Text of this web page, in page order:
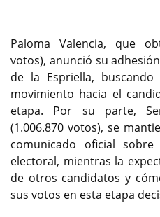
Paloma Valencia, que
votos), anunció su
de la Espriella,
movimiento hacia el
etapa. Por su parte,
(1.006.870 votos), se
comunicado oficial
electoral, mientras la
de otros candidatos y
sus votos en esta etapa